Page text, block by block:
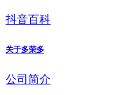
抖音百科
关于多荣多
公司简介